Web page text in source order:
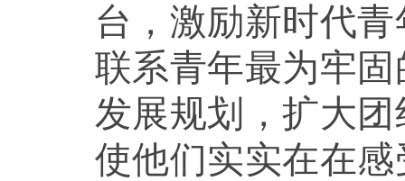
台，激励新时代
联系青年最为牢
发展规划，扩大
使他们实实在在